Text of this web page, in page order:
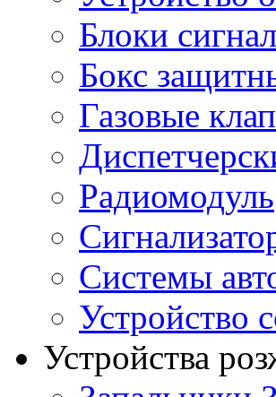
Блоки
Бокс
Газовые
Радиомодуль
Системы
Устройство
Устройства